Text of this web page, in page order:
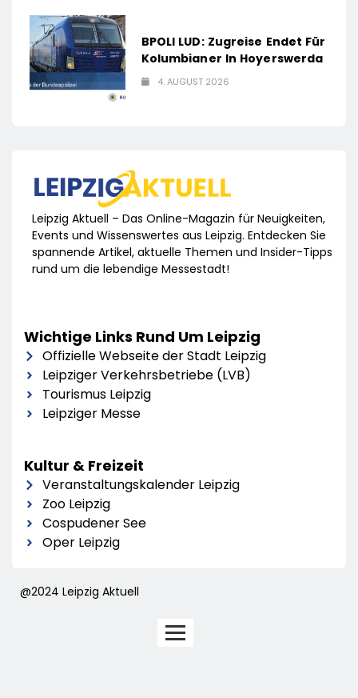
BPOLI LUD: Zugreise Endet Für
Kolumbianer In Hoyerswerda
4. AUGUST 2026
Leipzig Aktuell – Das Online-Magazin für Neuigkeiten,
Events und Wissenswertes aus Leipzig. Entdecken Sie
spannende Artikel, aktuelle Themen und Insider-Tipps
rund um die lebendige Messestadt!
Wichtige Links Rund Um Leipzig
Offizielle Webseite der Stadt Leipzig
Leipziger Verkehrsbetriebe (LVB)
Tourismus Leipzig
Leipziger Messe
Kultur & Freizeit
Veranstaltungskalender Leipzig
Zoo Leipzig
Cospudener See
Oper Leipzig
@2024 Leipzig Aktuell